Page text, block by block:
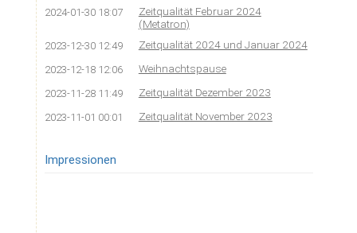
2024-01-30 18:07
Zeitqualität Februar 2024
(Metatron)
2023-12-30 12:49 Zeitqualität 2024 und Januar 2024
2023-12-18 12:06 Weihnachtspause
2023-11-28 11:49 Zeitqualität Dezember 2023
2023-11-01 00:01 Zeitqualität November 2023
Impressionen